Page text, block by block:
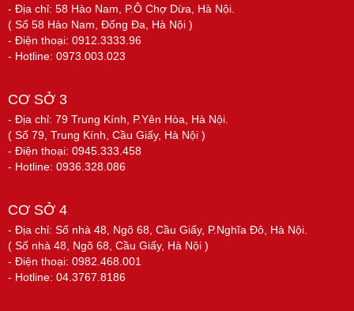
- Địa chỉ: 58 Hào Nam, P.Ô Chợ Dừa, Hà Nội.
( Số 58 Hào Nam, Đống Đa, Hà Nội )
- Điện thoại: 0912.3333.96
- Hotline: 0973.003.023
CƠ SỞ 3
- Địa chỉ: 79 Trung Kính, P.Yên Hòa, Hà Nội.
( Số 79, Trung Kính, Cầu Giấy, Hà Nội )
- Điện thoại: 0945.333.458
- Hotline: 0936.328.086
CƠ SỞ 4
- Địa chỉ: Số nhà 48, Ngõ 68, Cầu Giấy, P.Nghĩa Đô, Hà Nội.
( Số nhà 48, Ngõ 68, Cầu Giấy, Hà Nội )
- Điện thoại: 0982.468.001
- Hotline: 04.3767.8186